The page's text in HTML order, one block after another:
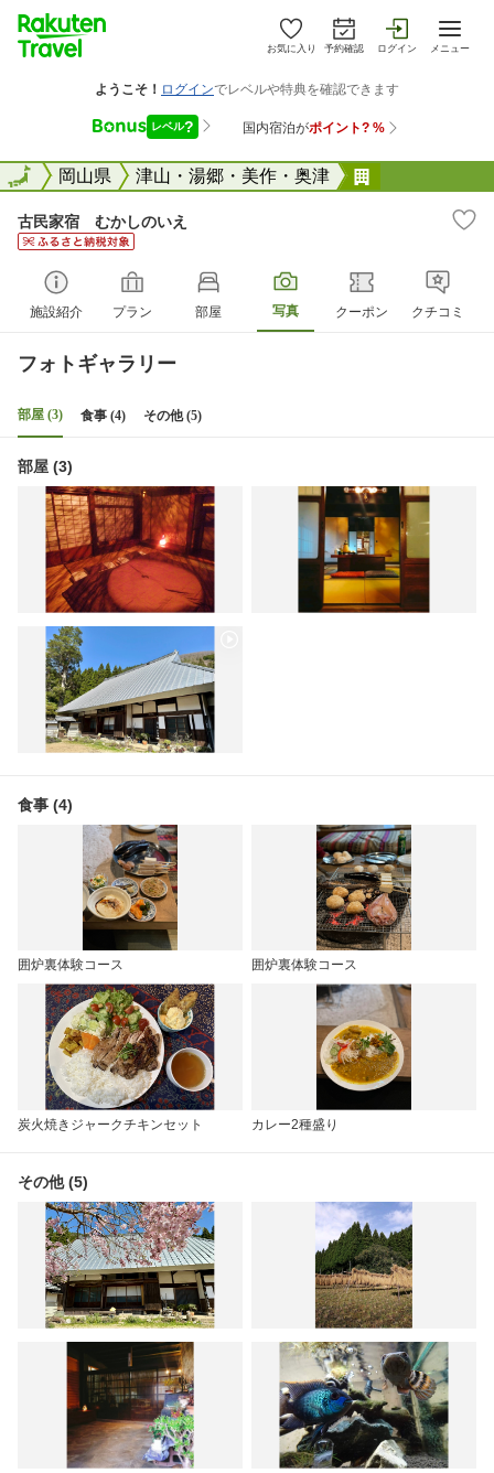
お気に入り 予約確認 ログイン メニュー
全国岡山県 津山・湯郷・美作・奥津
全国
古民家宿 むかしのいえ
施設紹介 プラン 部屋 写真 クーポン クチコミ
フォトギャラリー
部屋 (3) 食事 (4) その他 (5)
部屋 (3)
食事 (4)
囲炉裏体験コース 囲炉裏体験コース
炭火焼きジャークチキンセット カレー2種盛り
その他 (5)